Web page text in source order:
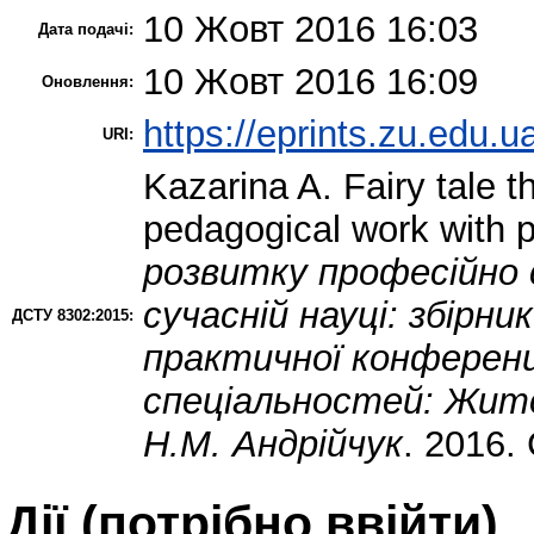
Дата подачі: 10 Жовт 2016 16:03
Оновлення: 10 Жовт 2016 16:09
URI: https://
ДСТУ 8302:2015:
Kazarina A. Fairy tale
pedagogical work with
розвитку
сучасній науці:
практичної
спеціальностей:
Н.М. Андрійчук. 2016.
Дії ​​(потрібно ввійти)